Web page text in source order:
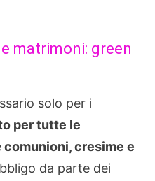
matrimoni: green
solo per i
per tutte le
comunioni, cresime e
da parte dei